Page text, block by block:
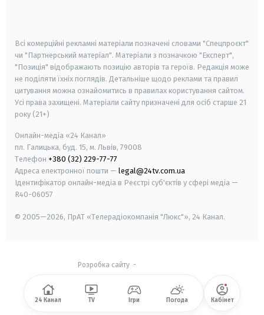
Всі комерційні рекламні матеріали позначені словами "Спецпроєкт"
чи "Партнерський матеріал". Матеріали з позначкою "Експерт",
"Позиція" відображають позицію авторів та героїв. Редакція може
не поділяти їхніх поглядів. Детальніше щодо реклами та правил
цитування можна ознайомитись в правилах користування сайтом.
Усі права захищені. Матеріали сайту призначені для осіб старше 21
року (21+)
Онлайн-медіа «24 Канал»
пл. Галицька, буд. 15, м. Львів, 79008
Телефон +380 (32) 229-77-77
Адреса електронної пошти — legal@24tv.com.ua
Ідентифікатор онлайн-медіа в Реєстрі суб'єктів у сфері медіа —
R40-06057
© 2005—2026, ПрАТ «Телерадіокомпанія "Люкс"», 24 Канал.
Розробка сайту-
24 Канал TV Ігри Погода Кабінет